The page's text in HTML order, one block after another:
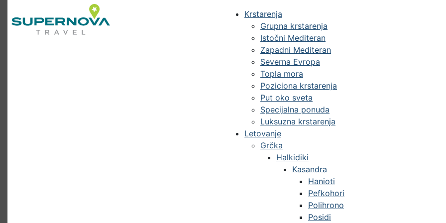
Krstarenja
Grupna krstarenja
Istočni Mediteran
Zapadni Mediteran
Severna Evropa
Topla mora
Poziciona krstarenja
Put oko sveta
Specijalna ponuda
Luksuzna krstarenja
Letovanje
Grčka
Halkidiki
Kasandra
Hanioti
Pefkohori
Polihrono
Posidi